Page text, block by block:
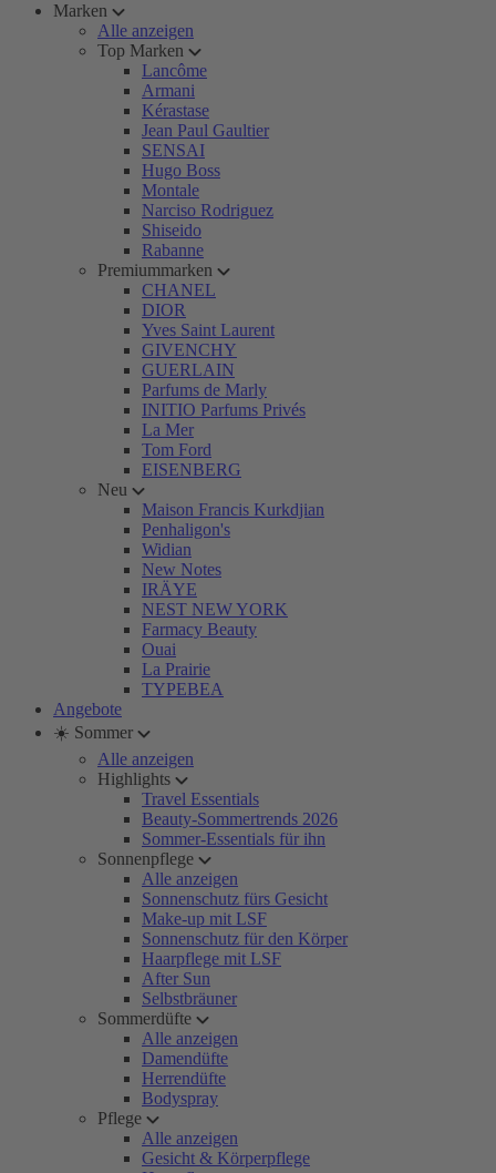
Marken
Alle anzeigen
Top Marken
Lancôme
Armani
Kérastase
Jean Paul Gaultier
SENSAI
Hugo Boss
Montale
Narciso Rodriguez
Shiseido
Rabanne
Premiummarken
CHANEL
DIOR
Yves Saint Laurent
GIVENCHY
GUERLAIN
Parfums de Marly
INITIO Parfums Privés
La Mer
Tom Ford
EISENBERG
Neu
Maison Francis Kurkdjian
Penhaligon's
Widian
New Notes
IRÄYE
NEST NEW YORK
Farmacy Beauty
Ouai
La Prairie
TYPEBEA
Angebote
☀️ Sommer
Alle anzeigen
Highlights
Travel Essentials
Beauty-Sommertrends 2026
Sommer-Essentials für ihn
Sonnenpflege
Alle anzeigen
Sonnenschutz fürs Gesicht
Make-up mit LSF
Sonnenschutz für den Körper
Haarpflege mit LSF
After Sun
Selbstbräuner
Sommerdüfte
Alle anzeigen
Damendüfte
Herrendüfte
Bodyspray
Pflege
Alle anzeigen
Gesicht & Körperpflege